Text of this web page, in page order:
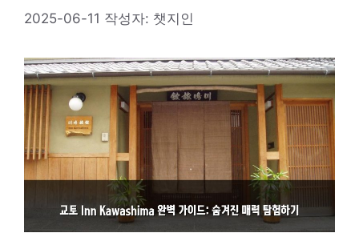
2025-06-11 작성자: 챗지인